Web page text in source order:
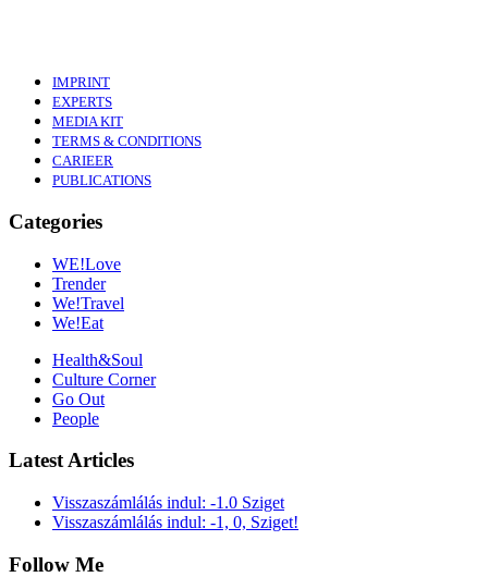
IMPRINT
EXPERTS
MEDIA KIT
TERMS & CONDITIONS
CARIEER
PUBLICATIONS
Categories
WE!Love
Trender
We!Travel
We!Eat
Health&Soul
Culture Corner
Go Out
People
Latest Articles
Visszaszámlálás indul: -1.0 Sziget
Visszaszámlálás indul: -1, 0, Sziget!
Follow Me